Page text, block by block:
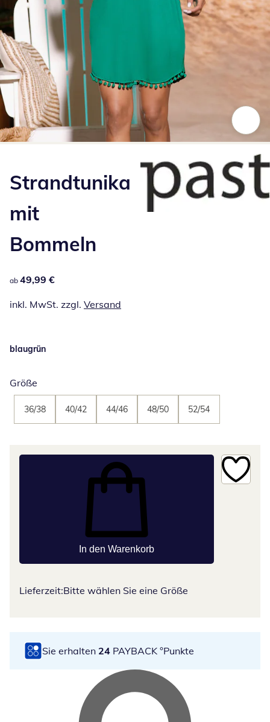
Strandtunika
mit
Bommeln
49,99 €
ab 49,99 €
inkl. MwSt. zzgl. Versand
blaugrün
Größe
36/38 40/42 44/46 48/50 52/54
In den Warenkorb
Lieferzeit:Bitte wählen Sie eine Größe
Sie erhalten 24 PAYBACK °Punkte